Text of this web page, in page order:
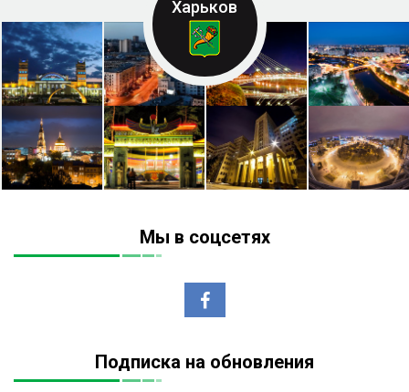
Харьков
Мы в соцсетях
Подписка на обновления